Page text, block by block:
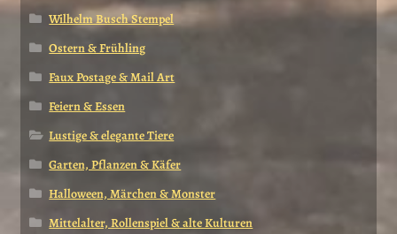
Wilhelm Busch Stempel
Ostern & Frühling
Faux Postage & Mail Art
Feiern & Essen
Lustige & elegante Tiere
Garten, Pflanzen & Käfer
Halloween, Märchen & Monster
Mittelalter, Rollenspiel & alte Kulturen